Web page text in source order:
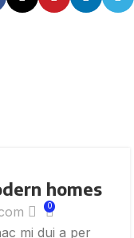
homes
0
mi dui a per